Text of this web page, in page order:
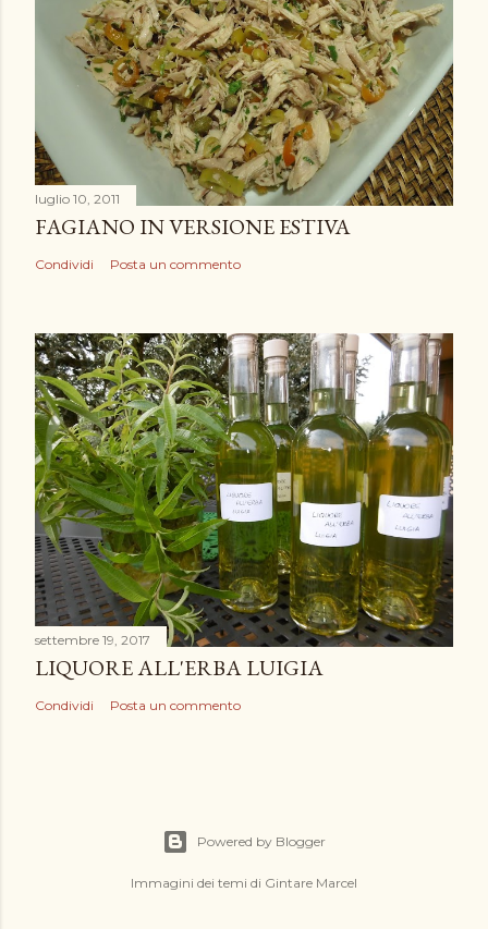
luglio 10, 2011
FAGIANO IN VERSIONE ESTIVA
Condividi Posta un commento
settembre 19, 2017
LIQUORE ALL'ERBA LUIGIA
Condividi Posta un commento
Powered by Blogger
Immagini dei temi di Gintare Marcel